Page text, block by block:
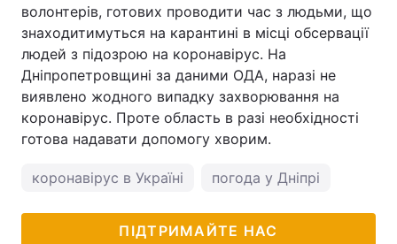
волонтерів, готових проводити час з людьми, що
знаходитимуться на карантині в місці обсервації
людей з підозрою на коронавірус. На
Дніпропетровщині за даними ОДА, наразі не
виявлено жодного випадку захворювання на
коронавірус. Проте область в разі необхідності
готова надавати допомогу хворим.
коронавірус в Україні погода у Дніпрі
ПІДТРИМАЙТЕ НАС